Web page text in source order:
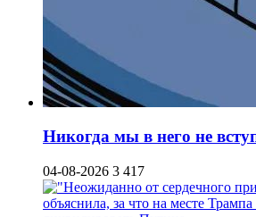
Никогда мы в него не
04-08-2026 3 417